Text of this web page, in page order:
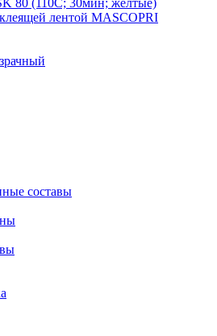
80 (110С; 30мин; желтые)
лентой MASCOPRI
составы